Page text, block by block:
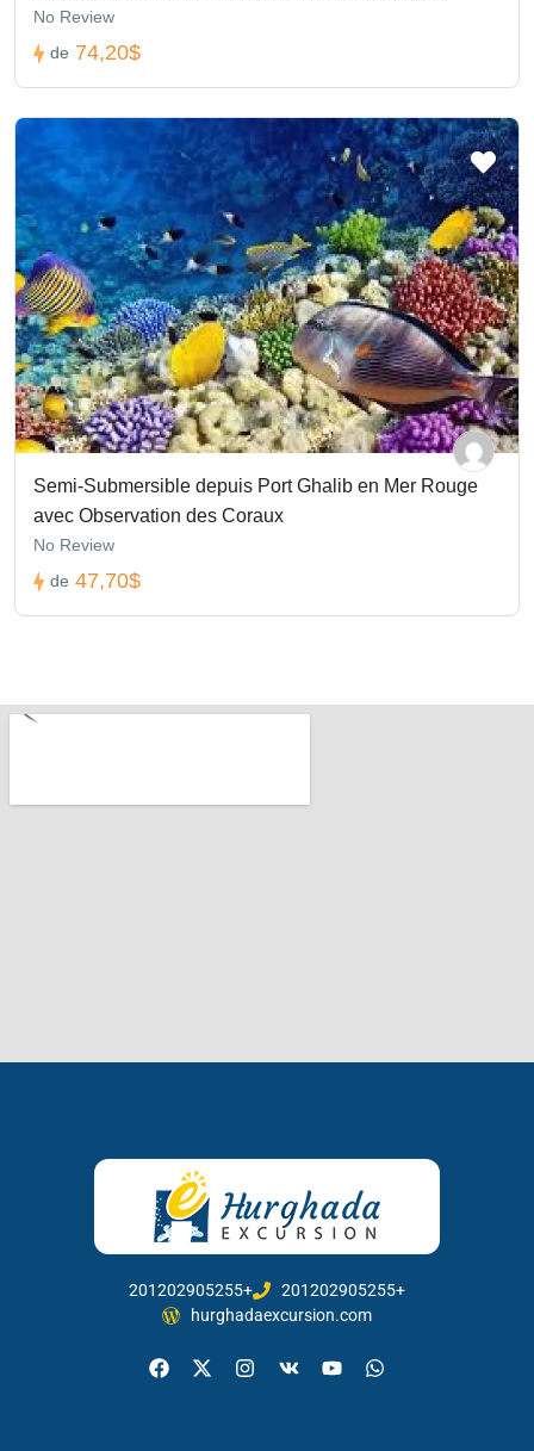
No Review
de 74,20$
Semi-Submersible depuis Port Ghalib en Mer Rouge
avec Observation des Coraux
No Review
de 47,70$
201202905255+
201202905255+
hurghadaexcursion.com